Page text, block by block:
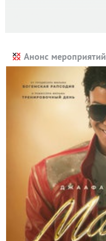
Анонс мероприятий